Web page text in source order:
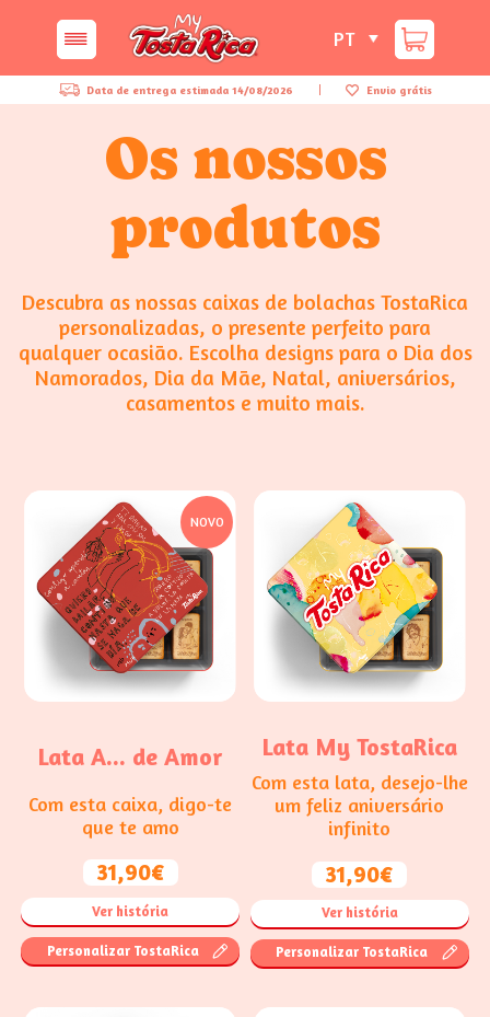
PT
Data de entrega estimada 14/08/2026 Envio grátis
Os nossos
produtos
Descubra as nossas caixas de bolachas TostaRica
personalizadas, o presente perfeito para
qualquer ocasião. Escolha designs para o Dia dos
Namorados, Dia da Mãe, Natal, aniversários,
casamentos e muito mais.
NOVO
Lata A... de Amor
Com esta caixa, digo-te
que te amo
31,90€
Ver história
Personalizar TostaRica
Lata My TostaRica
Com esta lata, desejo-lhe
um feliz aniversário
infinito
31,90€
Ver história
Personalizar TostaRica